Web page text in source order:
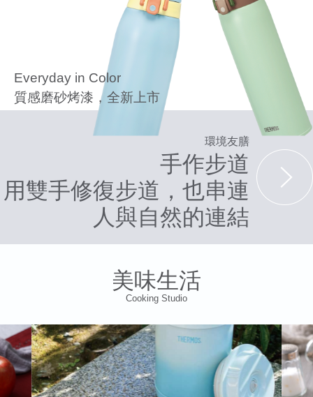
Everyday in Color
質感磨砂烤漆，全新上市
環境友膳
手作步道
用雙手修復步道，也串連
人與自然的連結
美味生活
Cooking Studio